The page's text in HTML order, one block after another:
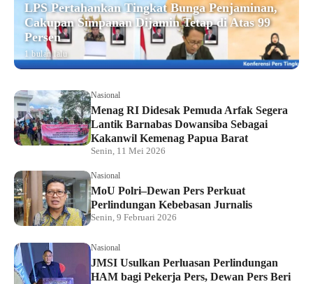
LPS Pertahankan Tingkat Bunga Penjaminan,
Cakupan Simpanan Dijamin Tetap di Atas 99
Persen
1 bulan lalu
Nasional
Menag RI Didesak Pemuda Arfak Segera
Lantik Barnabas Dowansiba Sebagai
Kakanwil Kemenag Papua Barat
Senin, 11 Mei 2026
Nasional
MoU Polri–Dewan Pers Perkuat
Perlindungan Kebebasan Jurnalis
Senin, 9 Februari 2026
Nasional
JMSI Usulkan Perluasan Perlindungan
HAM bagi Pekerja Pers, Dewan Pers Beri